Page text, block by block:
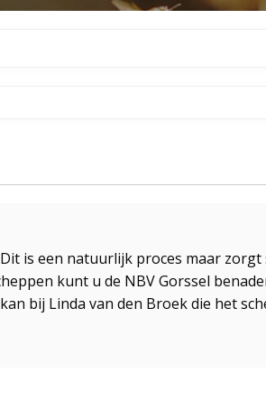
is een natuurlijk proces maar
kunt u de NBV Gorssel
bij Linda van den Broek die het